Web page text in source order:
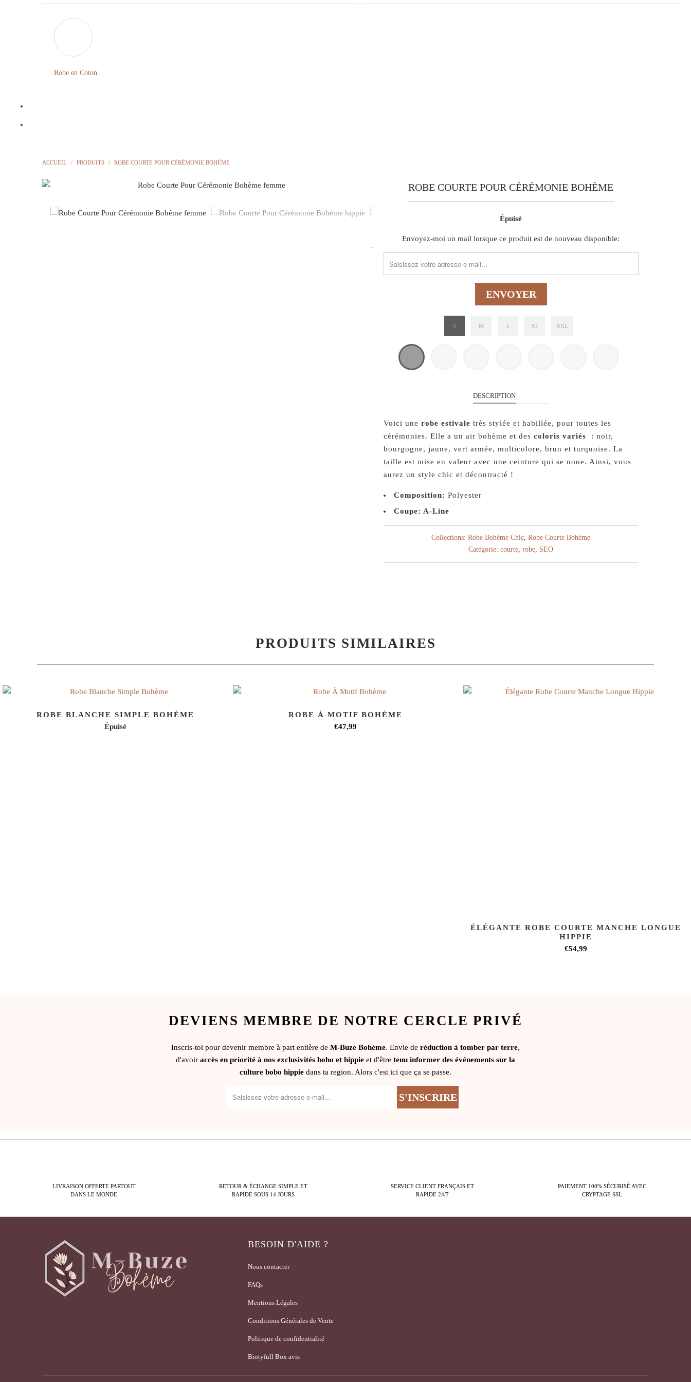
Robe en Coton
ACCUEIL / PRODUITS / ROBE COURTE POUR CÉRÉMONIE BOHÈME
ROBE COURTE POUR CÉRÉMONIE BOHÈME
Épuisé
TRANSLATION
FR.PRODUCTS.NOTIFY_FORM.DESCRIPTION:
Envoyez-moi un mail lorsque ce produit est de nouveau disponible:
S M L XL XXL
DESCRIPTION
Voici une robe estivale très stylée et habillée, pour toutes les
cérémonies. Elle a un air bohème et des coloris variés : noir,
bourgogne, jaune, vert armée, multicolore, brun et turquoise. La
taille est mise en valeur avec une ceinture qui se noue. Ainsi, vous
aurez un style chic et décontracté !
Composition: Polyester
Coupe: A-Line
Collections: Robe Bohème Chic,Robe Courte Bohème
Catégorie: courte, robe, SEO
PRODUITS SIMILAIRES
ROBE BLANCHE SIMPLE BOHÈME
Épuisé
ROBE À MOTIF BOHÈME
€47,99
ÉLÉGANTE ROBE COURTE MANCHE LONGUE
HIPPIE
€54,99
DEVIENS MEMBRE DE NOTRE CERCLE PRIVÉ
Inscris-toi pour devenir membre à part entière de M-Buze Bohème. Envie de réduction à tomber par terre,
d'avoir accès en priorité à nos exclusivités boho et hippie et d'être tenu informer des événements sur la
culture bobo hippie dans ta region. Alors c'est ici que ça se passe.
LIVRAISON OFFERTE PARTOUT
DANS LE MONDE
RETOUR & ÉCHANGE SIMPLE ET
RAPIDE SOUS 14 JOURS
SERVICE CLIENT FRANÇAIS ET
RAPIDE 24/7
PAIEMENT 100% SÉCURISÉ AVEC
CRYPTAGE SSL
BESOIN D'AIDE ?
Nous contacter
FAQs
Mentions Légales
Conditions Générales de Vente
Politique de confidentialité
Biotyfull Box avis